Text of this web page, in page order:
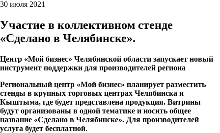
30 июля 2021
Участие в коллективном стенде
«Сделано в Челябинске».
Центр «Мой бизнес» Челябинской области запускает новый
инструмент поддержки для производителей региона
Региональный центр «Мой бизнес» планирует разместить
стенды в крупных торговых центрах Челябинска и
Кыштыма, где будет представлена продукция. Витрины
будут организованы в одной тематике и носить общее
название «Сделано в Челябинске». Для производителей
услуга будет бесплатной.